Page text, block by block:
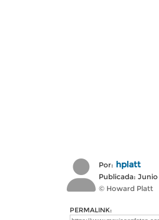
Por: hplatt
Publicada: Junio
© Howard Platt
PERMALINK: